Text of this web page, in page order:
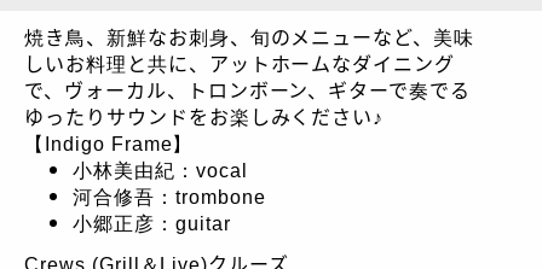
焼き鳥、新鮮なお刺身、旬のメニューなど、美味
しいお料理と共に、アットホームなダイニング
で、ヴォーカル、トロンボーン、ギターで奏でる
ゆったりサウンドをお楽しみください♪
【Indigo Frame】
小林美由紀：vocal
河合修吾：trombone
小郷正彦：guitar
Crews (Grill＆Live)クルーズ